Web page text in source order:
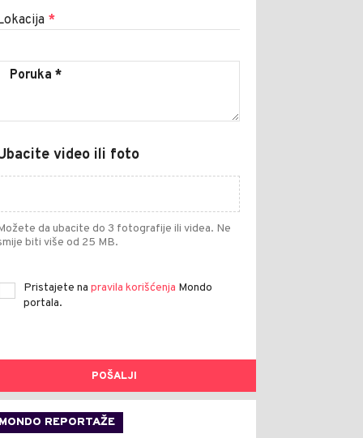
*
video ili foto
da ubacite do 3 fotografije ili videa. Ne
biti više od 25 MB.
Pristajete na pravila korišćenja Mondo
portala.
POŠALJI
MONDO REPORTAŽE